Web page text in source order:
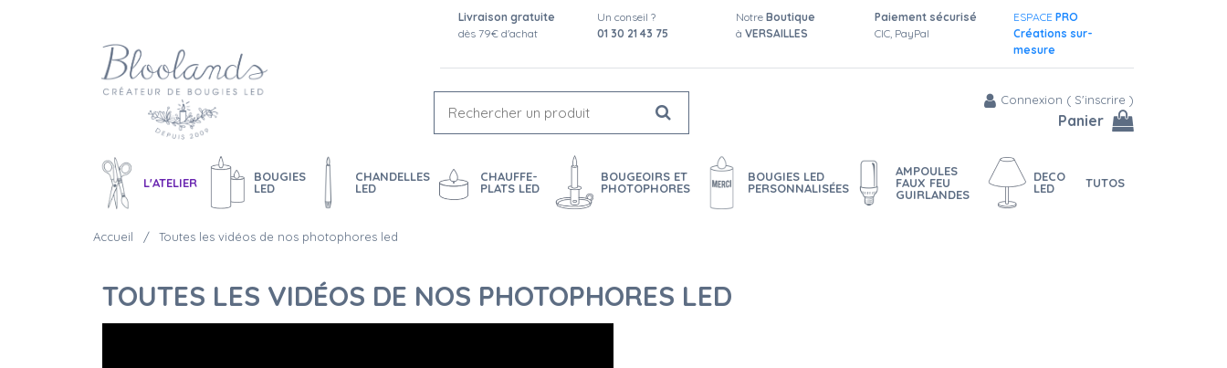
Livraison gratuite
dès 79€ d'achat
Un conseil ?
01 30 21 43 75
Notre Boutique
à VERSAILLES
Paiement sécurisé
CIC, PayPal
ESPACE PRO
Créations sur-
mesure
Connexion ( S'inscrire )
Panier
L'ATELIER
BOUGIES
LED
CHANDELLES
LED
CHAUFFE-
PLATS LED
BOUGEOIRS ET
PHOTOPHORES
BOUGIES LED
PERSONNALISÉES
AMPOULES
FAUX FEU
GUIRLANDES
DECO
LED
TUTOS
Accueil Toutes les vidéos de nos photophores led
TOUTES LES VIDÉOS DE NOS PHOTOPHORES LED